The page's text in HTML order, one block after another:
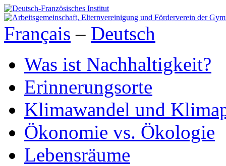
Français – Deutsch
Was ist Nachhaltigkeit?
Erinnerungsorte
Klimawandel und
Ökonomie vs. Ökologie
Lebensräume